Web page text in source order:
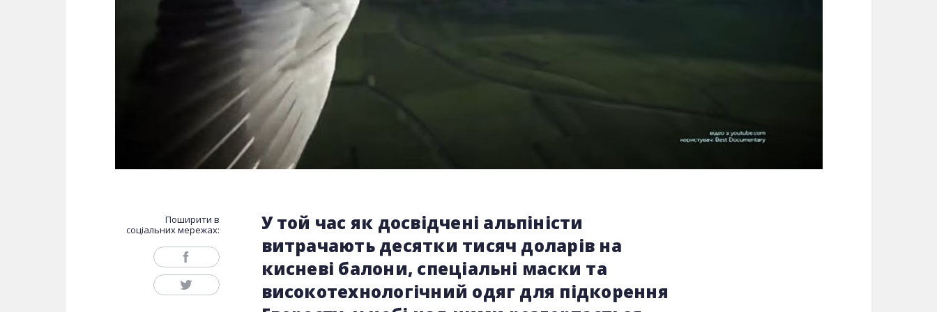
Поширити в
соціальних мережах:
У той час як досвідчені альпіністи
витрачають десятки тисяч доларів на
кисневі балони, спеціальні маски та
високотехнологічний одяг для підкорення